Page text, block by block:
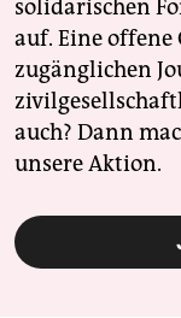
solidarischen
auf. Eine
zugänglichen
auch? Dann
unsere Aktion.